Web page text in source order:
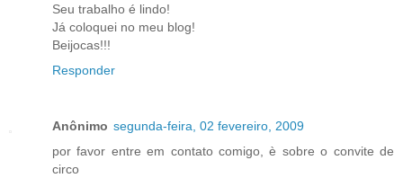
Seu trabalho é lindo!
Já coloquei no meu blog!
Beijocas!!!
Responder
Anônimo segunda-feira, 02 fevereiro, 2009
por favor entre em contato comigo, è sobre o convite de
circo